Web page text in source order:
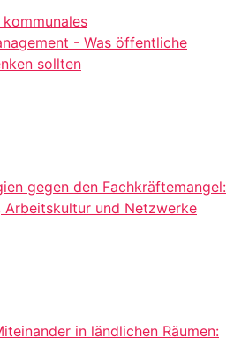
- Was öffentliche
sollten
gegen den Fachkräftemangel:
Arbeitskultur und Netzwerke
in ländlichen Räumen: